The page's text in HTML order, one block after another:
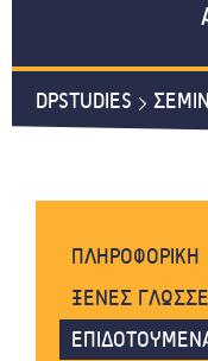
DPSTUDIES
ΠΛΗΡΟΦΟΡΙΚΗ
WORD,
WINDOWS,
ΞΕΝΕΣ
ΑΓΓΛΙΚΑ